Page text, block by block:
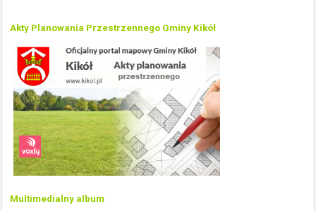
Akty Planowania Przestrzennego Gminy Kikół
Multimedialny album